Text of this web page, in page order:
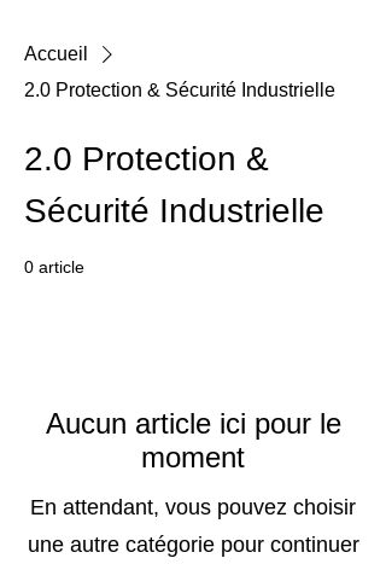
Accueil
2.0 Protection & Sécurité Industrielle
2.0 Protection &
Sécurité Industrielle
0 article
Aucun article ici pour le
moment
En attendant, vous pouvez choisir
une autre catégorie pour continuer